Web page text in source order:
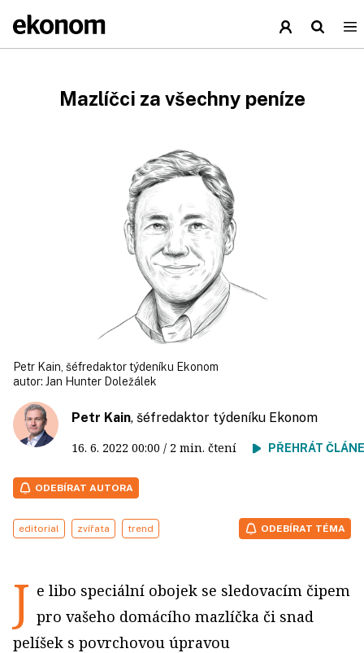
Mazlíčci za všechny peníze
Petr Kain, šéfredaktor týdeníku Ekonom
autor: Jan Hunter Doležálek
Petr Kain, šéfredaktor týdeníku Ekonom
16. 6. 2022 00:00 / 2 min. čtení PŘEHRÁT
ODEBÍRAT AUTORA
editorial zvířata trend ODEBÍRAT TÉMA
J e libo speciální obojek se sledovacím čipem
pro vašeho domácího mazlíčka či snad
pelíšek s povrchovou úpravou